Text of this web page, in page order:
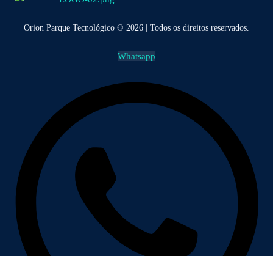
Orion Parque Tecnológico © 2026 | Todos os direitos reservados.
Whatsapp